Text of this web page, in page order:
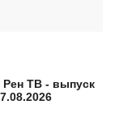
Рен ТВ - выпуск